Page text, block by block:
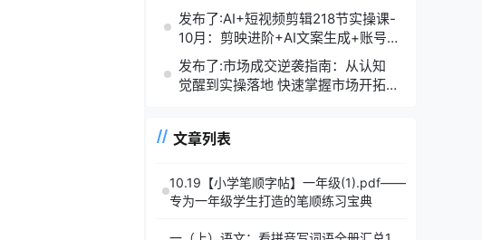
人，月入1.5万
发布了:AI+短视频剪辑218节实操课-
10月：剪映进阶+AI文案生成+账号
运营，月入2万
发布了:市场成交逆袭指南：从认知
觉醒到实操落地 快速掌握市场开拓
文章列表
10.19【小学笔顺字帖】一年级(1).pdf——
专为一年级学生打造的笔顺练习宝典